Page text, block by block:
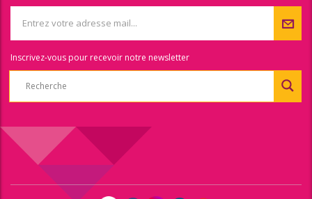
Inscrivez-vous pour recevoir notre newsletter